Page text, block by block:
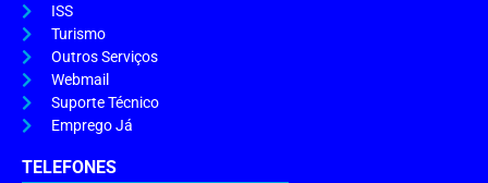
ISS
Turismo
Outros Serviços
Webmail
Suporte Técnico
Emprego Já
TELEFONES